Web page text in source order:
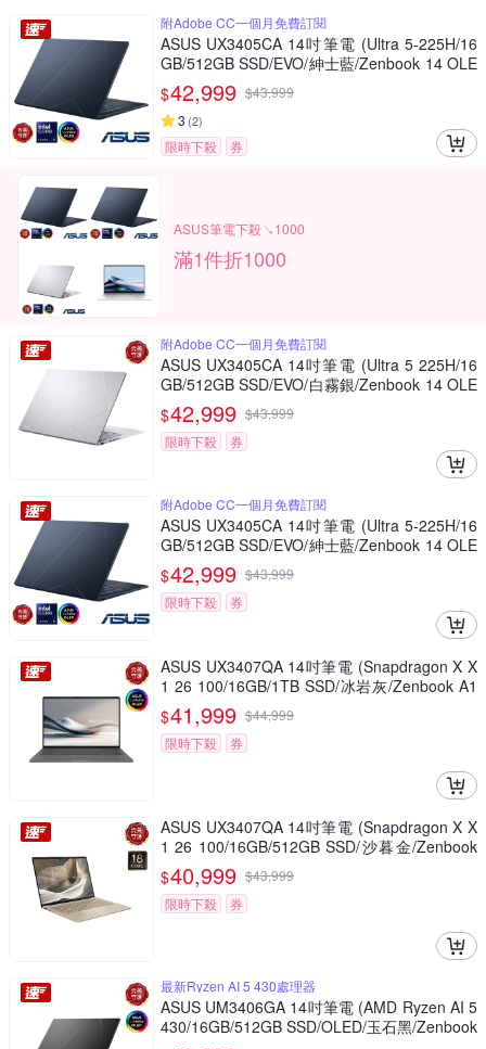
附Adobe CC一個月免費訂閱
ASUS UX3405CA 14吋筆電 (Ultra 5-225H/16
GB/512GB SSD/EVO/紳士藍/Zenbook 14 OLE
D)
$42,999 $43,999
3 (2)
限時下殺 券
ASUS筆電下殺↘1000
滿1件折1000
附Adobe CC一個月免費訂閱
ASUS UX3405CA 14吋筆電 (Ultra 5 225H/16
GB/512GB SSD/EVO/白霧銀/Zenbook 14 OLE
D)
$42,999 $43,999
限時下殺
券
附Adobe CC一個月免費訂閱
ASUS UX3405CA 14吋筆電 (Ultra 5-225H/16
GB/512GB SSD/EVO/紳士藍/Zenbook 14 OLE
D)
$42,999 $43,999
限時下殺
券
ASUS UX3407QA 14吋筆電 (Snapdragon X X
1 26 100/16GB/1TB SSD/冰岩灰/Zenbook A1
4)
$41,999 $44,999
限時下殺
券
ASUS UX3407QA 14吋筆電 (Snapdragon X X
1 26 100/16GB/512GB SSD/沙暮金/Zenbook
A14)
$40,999 $43,999
限時下殺
券
最新Ryzen AI 5 430處理器
ASUS UM3406GA 14吋筆電 (AMD Ryzen AI 5
430/16GB/512GB SSD/OLED/玉石黑/Zenbook